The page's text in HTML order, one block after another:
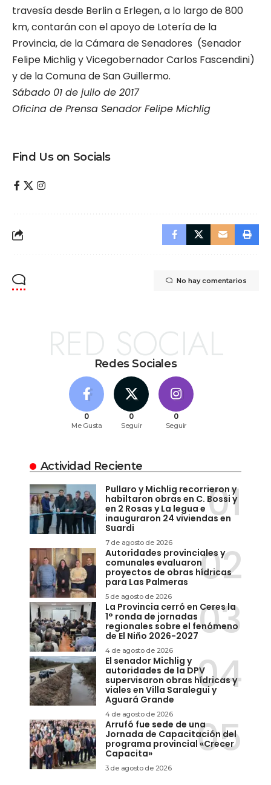
travesía desde Berlin a Erlegen, a lo largo de 800
km, contarán con el apoyo de Lotería de la
Provincia, de la Cámara de Senadores (Senador
Felipe Michlig y Vicegobernador Carlos Fascendini)
y de la Comuna de San Guillermo.
Sábado 01 de julio de 2017
Oficina de Prensa Senador Felipe Michlig
Find Us on Socials
No hay comentarios
Redes Sociales
RED SOCIAL
0
Me Gusta
0
Seguir
0
Seguir
Actividad Reciente
Pullaro y Michlig recorrieron y
habiltaron obras en C. Bossi y
en 2 Rosas y La legua e
inauguraron 24 viviendas en
Suardi
7 de agosto de 2026
Autoridades provinciales y
comunales evaluaron
proyectos de obras hídricas
para Las Palmeras
5 de agosto de 2026
La Provincia cerró en Ceres la
1° ronda de jornadas
regionales sobre el fenómeno
de El Niño 2026-2027
4 de agosto de 2026
El senador Michlig y
autoridades de la DPV
supervisaron obras hídricas y
viales en Villa Saralegui y
Aguará Grande
4 de agosto de 2026
Arrufó fue sede de una
Jornada de Capacitación del
programa provincial «Crecer
Capacita»
3 de agosto de 2026